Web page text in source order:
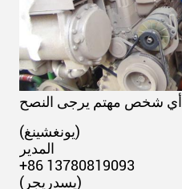
أي شخص مهتم يرجى النصح
(يونغشينغ)
المدير
+86 13780819093
(يسدريجر)